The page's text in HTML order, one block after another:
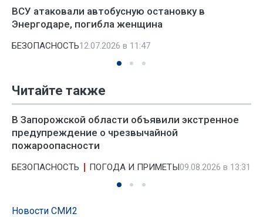
ВСУ атаковали автобусную остановку в
Энергодаре, погибла женщина
БЕЗОПАСНОСТЬ12.07.2026 в 11:47
Читайте также
В Запорожской области объявили экстренное
предупреждение о чрезвычайной
пожароопасности
БЕЗОПАСНОСТЬ ПОГОДА И ПРИМЕТЫ09.08.2026 в 13:31
Новости СМИ2